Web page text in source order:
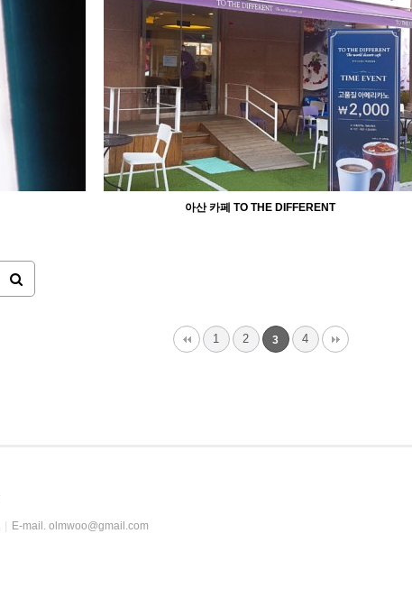
아산 카페 TO THE DIFFERENT
1 2 3 4
| E-mail. olmwoo@gmail.com